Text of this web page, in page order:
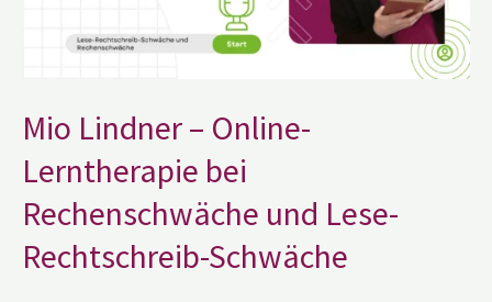
Mio Lindner – Online-
Lerntherapie bei
Rechenschwäche und Lese-
Rechtschreib-Schwäche